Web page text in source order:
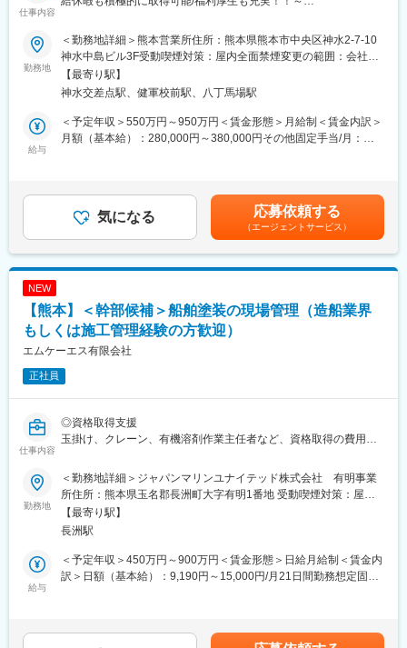
■働き方・ポジションの魅力
（1）【全国をフィールドに専門性を高める】
顧客は全国の半導体・電子材料メーカー。
とができるダイナミックな環境です。
（2）【半導体×分析技術という市場価値の高いスキル】
能です。
■組織構成：
配属先は4名の組織となります。男女比は3：1で、20～70代の
・既存顧客対応がメインとなります。飛び込みもなく、個人ノル
マもない為、日々顧客に向き合いながら業務を行うことが出来ま
す。
・年間休日120日の土日祝休みで月残業平均20時間となります。
変更の範囲：本文参照
仕事内容
★官公庁や大手ゼネコンなどと取引中！地下トンネルや橋などの
建設に必要な自社コンクリート製品の提案を担当★数十億円規模
の大型案件にも関われます
＼扱う商材はシェアトップクラス／
PC（プレストレストコンクリート）構造物の建設をはじめ、コン
クリート二次製品の設計・開発・製造・補修を行う当社の営業と
社等の優良企業に対し製品・技術のPRや提案をします。工事予定
現場を下見に行ったり、設計や現場監督との打合せ等もお任せし
基本エリアで担当が分かれており営業活動をお任せします。
担当のお客様が任されている案件について当社製品をご提案やご
相談などで受注を取りに行きます。
・工事中のフォロー
お客様の予算や納期など聞いたうえで当社がお役に立てるかなど
についてはお任せしております。
大切にしていることは、お客様との関係構築となります。
■入社後の流れ：
について学んでいただきます。
独り立ち後は裁量をもって営業活動ができるため幅広い提案がで
毎週訪問しているお客様に対し、億単位の注文をいただいたとき
勤務地
＜勤務地詳細＞熊本営業所住所：熊本県熊本市中央区神水2-7-10
神水中島ビル3F受動喫煙対策：屋内全面禁煙変更の範囲：会社の
定める事業所
【最寄り駅】
神水交差点駅、健軍校前駅、八丁馬場駅
給与
＜予定年収＞550万円～950万円＜賃金形態＞月給制＜賃金内訳＞
月額（基本給）：280,000円～380,000円その他固定手当/月：
月）昨年実績 年2回/6.5ヶ月賃金はあくまでも目安の金額であ
り、選考を通じて上下する可能性があります。月給(月額)は固定手
当を含めた表記です。
気になる 応募依頼する
（エージェントサービス）
NEW
【熊本】＜幹部候補＞船舶塗装の現場管理（造船業界
もしくは施工管理経験の方歓迎）
エムケーエス有限会社
正社員
仕事内容
◎資格取得支援
玉掛け、クレーン、有機溶剤作業主任者など、資格取得の費用を
■職務概要：【変更の範囲：会社の定める業務】
ジャパンマリンユナイテッド株式会社の有明事業所内にて、同工
場内で製造されている「船舶塗装」の現場監督業務をお任せしま
す。
■職務詳細：
理）を担います。
勤務地
＜勤務地詳細＞ジャパンマリンユナイテッド株式会社 有明事業
所住所：熊本県玉名郡長洲町大字有明1番地 受動喫煙対策：屋内
全面禁煙変更の範囲：本文参照
【最寄り駅】
長洲駅
給与
＜予定年収＞450万円～900万円＜賃金形態＞日給月給制＜賃金内
訳＞日額（基本給）：9,190円～15,000円/月21日間勤務想定固定
手当＞有＜給与補足＞■昇給：あり（前年度実績1月あたり0円～